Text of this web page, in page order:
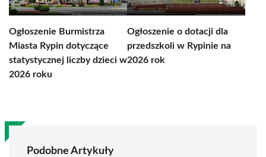
Ogłoszenie Burmistrza
Miasta Rypin dotyczące
statystycznej liczby dzieci w
2026 roku
Ogłoszenie o dotacji dla
przedszkoli w Rypinie na
2026 rok
Podobne Artykuły